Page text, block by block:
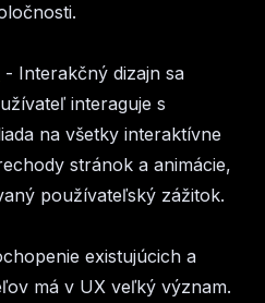
- Interakčný dizajn sa
interaguje s
na všetky interaktívne
stránok a animácie,
používateľský zážitok.
existujúcich a
má v UX veľký význam.